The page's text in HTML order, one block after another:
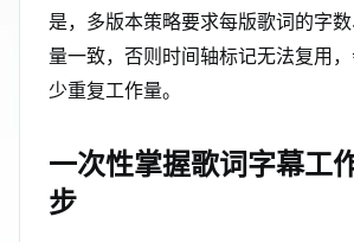
是，多版本策略要求每版歌词的字
量一致，否则时间轴标记无法复用
少重复工作量。
一次性掌握歌词字幕工
步